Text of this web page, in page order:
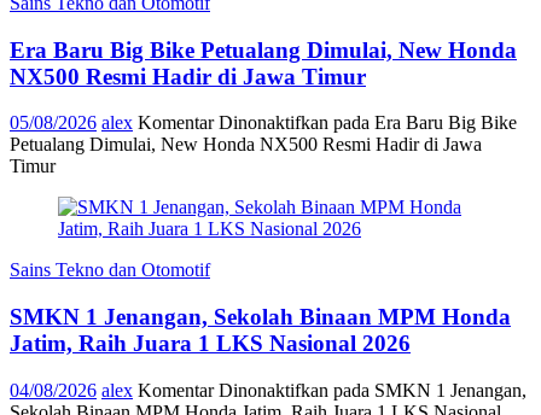
Era Baru Big Bike Petualang Dimulai, New Honda
NX500 Resmi Hadir di Jawa Timur
05/08/2026 alex Komentar Dinonaktifkan pada Era Baru Big Bike
Petualang Dimulai, New Honda NX500 Resmi Hadir di Jawa
Timur
Sains Tekno dan Otomotif
SMKN 1 Jenangan, Sekolah Binaan MPM Honda
Jatim, Raih Juara 1 LKS Nasional 2026
04/08/2026 alex Komentar Dinonaktifkan pada SMKN 1 Jenangan,